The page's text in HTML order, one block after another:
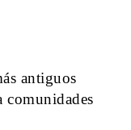
antiguos
comunidades